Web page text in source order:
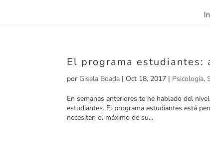
El programa estudiantes:
por Gisela Boada | Oct 18, 2017 | Psicología,
En semanas anteriores te he hablado del
estudiantes. El programa estudiantes está
necesitan el máximo de su...